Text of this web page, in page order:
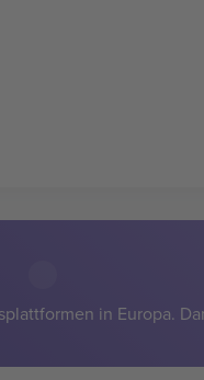
in Europa.